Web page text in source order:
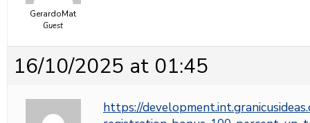
GerardoMat
Guest
16/10/2025 at 01:45
https://